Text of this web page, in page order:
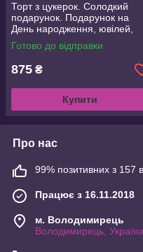
Торт з цукерок. Солодкий
подарунок. Подарунок на
День народження, ювілей,
Новий рік
Готово до відправки
875 ₴
Купити
Про нас
99% позитивних з 157
Працює з 16.11.2018
м. Володимирець
Володимирець, Україна